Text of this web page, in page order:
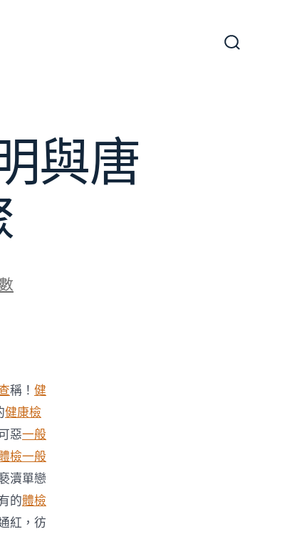
與唐
稱！ 健
健康檢
惡一般
檢一般
瀆單戀
的體檢
紅，彷